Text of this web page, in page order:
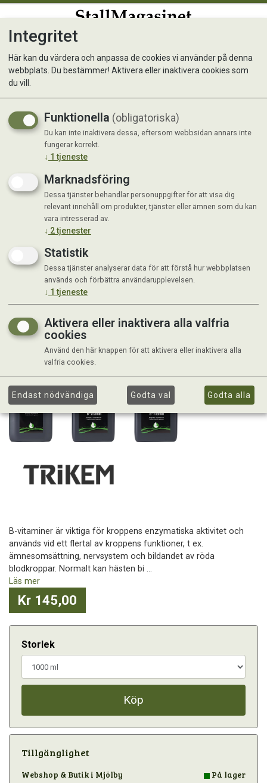
Trikem B-vitamin
B-vitaminer är viktiga för kroppens enzymatiska aktivitet och
används vid ett flertal av kroppens funktioner, t ex.
ämnesomsättning, nervsystem och bildandet av röda
blodkroppar. Normalt kan hästen bi ...
Läs mer
Kr 145,00
Storlek
Köp
Tillgänglighet
Webshop & Butik i Mjölby På lager
Integritet
Här kan du värdera och anpassa de cookies vi använder på denna
webbplats. Du bestämmer! Aktivera eller inaktivera cookies som
du vill.
Funktionella (obligatoriska)
Du kan inte inaktivera dessa, eftersom webbsidan annars inte
fungerar korrekt.
↓ 1 tjeneste
Marknadsföring
Dessa tjänster behandlar personuppgifter för att visa dig
relevant innehåll om produkter, tjänster eller ämnen som du kan
vara intresserad av.
↓ 2tjenester
Statistik
Dessa tjänster analyserar data för att förstå hur webbplatsen
används och förbättra användarupplevelsen.
↓ 1 tjeneste
Aktivera eller inaktivera alla valfria
cookies
Använd den här knappen för att aktivera eller inaktivera alla
valfria cookies.
Endast nödvändiga Godta val Godta alla